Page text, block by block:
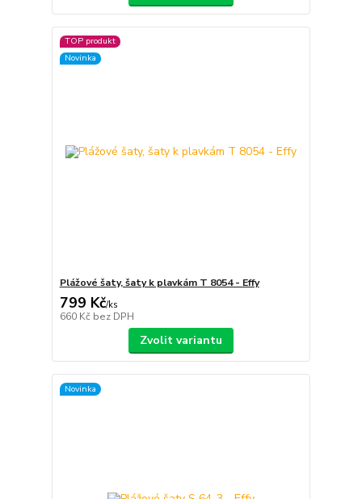
TOP produkt
Novinka
Plážové šaty, šaty k plavkám T 8054 - Effy
799 Kč/ks
660 Kč bez DPH
Zvolit variantu
Novinka